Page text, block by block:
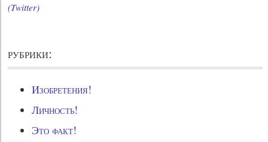
(Twitter)
рубрики:
Изобретения!
Личность!
Это факт!